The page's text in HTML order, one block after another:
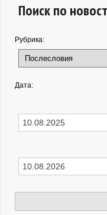
Поиск по
Рубрика:
Дата: